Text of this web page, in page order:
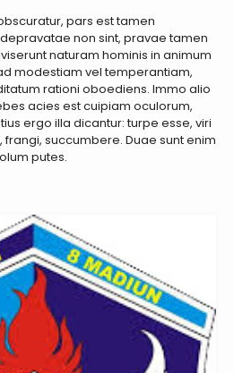
pars est tamen
non sint, pravae tamen
naturam hominis in animum
modestiam vel temperantiam,
rationi oboediens. Immo alio
acies est cuipiam oculorum,
ergo illa dicantur: turpe esse, viri
succumbere. Duae sunt enim
putes.